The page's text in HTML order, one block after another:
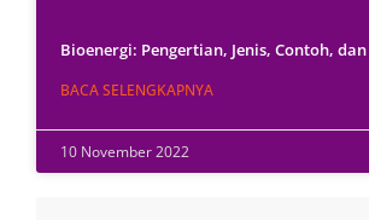
Bioenergi: Pengertian, Jenis, Contoh,
BACA SELENGKAPNYA
10 November 2022